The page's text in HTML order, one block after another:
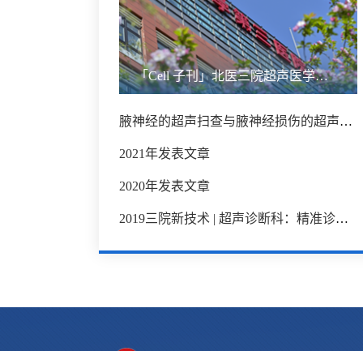
「Cell 子刊」北医三院超声医学科梁晓龙团队研发新型自发光纳米系统，通过激活细胞焦亡增强抗肿瘤免疫
腋神经的超声扫查与腋神经损伤的超声表现
2021年发表文章
2020年发表文章
2019三院新技术 | 超声诊断科：精准诊断前列腺癌的 “狙击枪”—超声与核磁检查融合成像导航下引导前列腺癌穿刺活检技术